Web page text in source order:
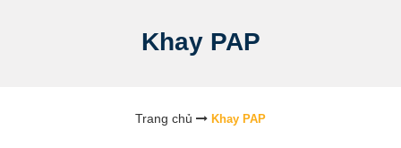
Khay PAP
Trang chủ Khay PAP